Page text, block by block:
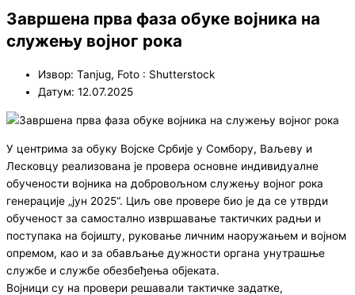
Завршена прва фаза обуке војника на
служењу војног рока
Извор: Tanjug, Foto : Shutterstock
Датум: 12.07.2025
У центрима за обуку Војске Србије у Сомбору, Ваљеву и
Лесковцу реализована је провера основне индивидуалне
обучености војника на добровољном служењу војног рока
генерације „јун 2025“. Циљ ове провере био је да се утврди
обученост за самостално извршавање тактичких радњи и
поступака на бојишту, руковање личним наоружањем и војном
опремом, као и за обављање дужности органа унутрашње
службе и службе обезбеђења објеката.
Војници су на провери решавали тактичке задатке,